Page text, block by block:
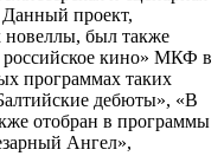
Данный проект,
был также
российское кино» МКФ в
программах таких
дебюты», «В
отобран в программы
Ангел»,